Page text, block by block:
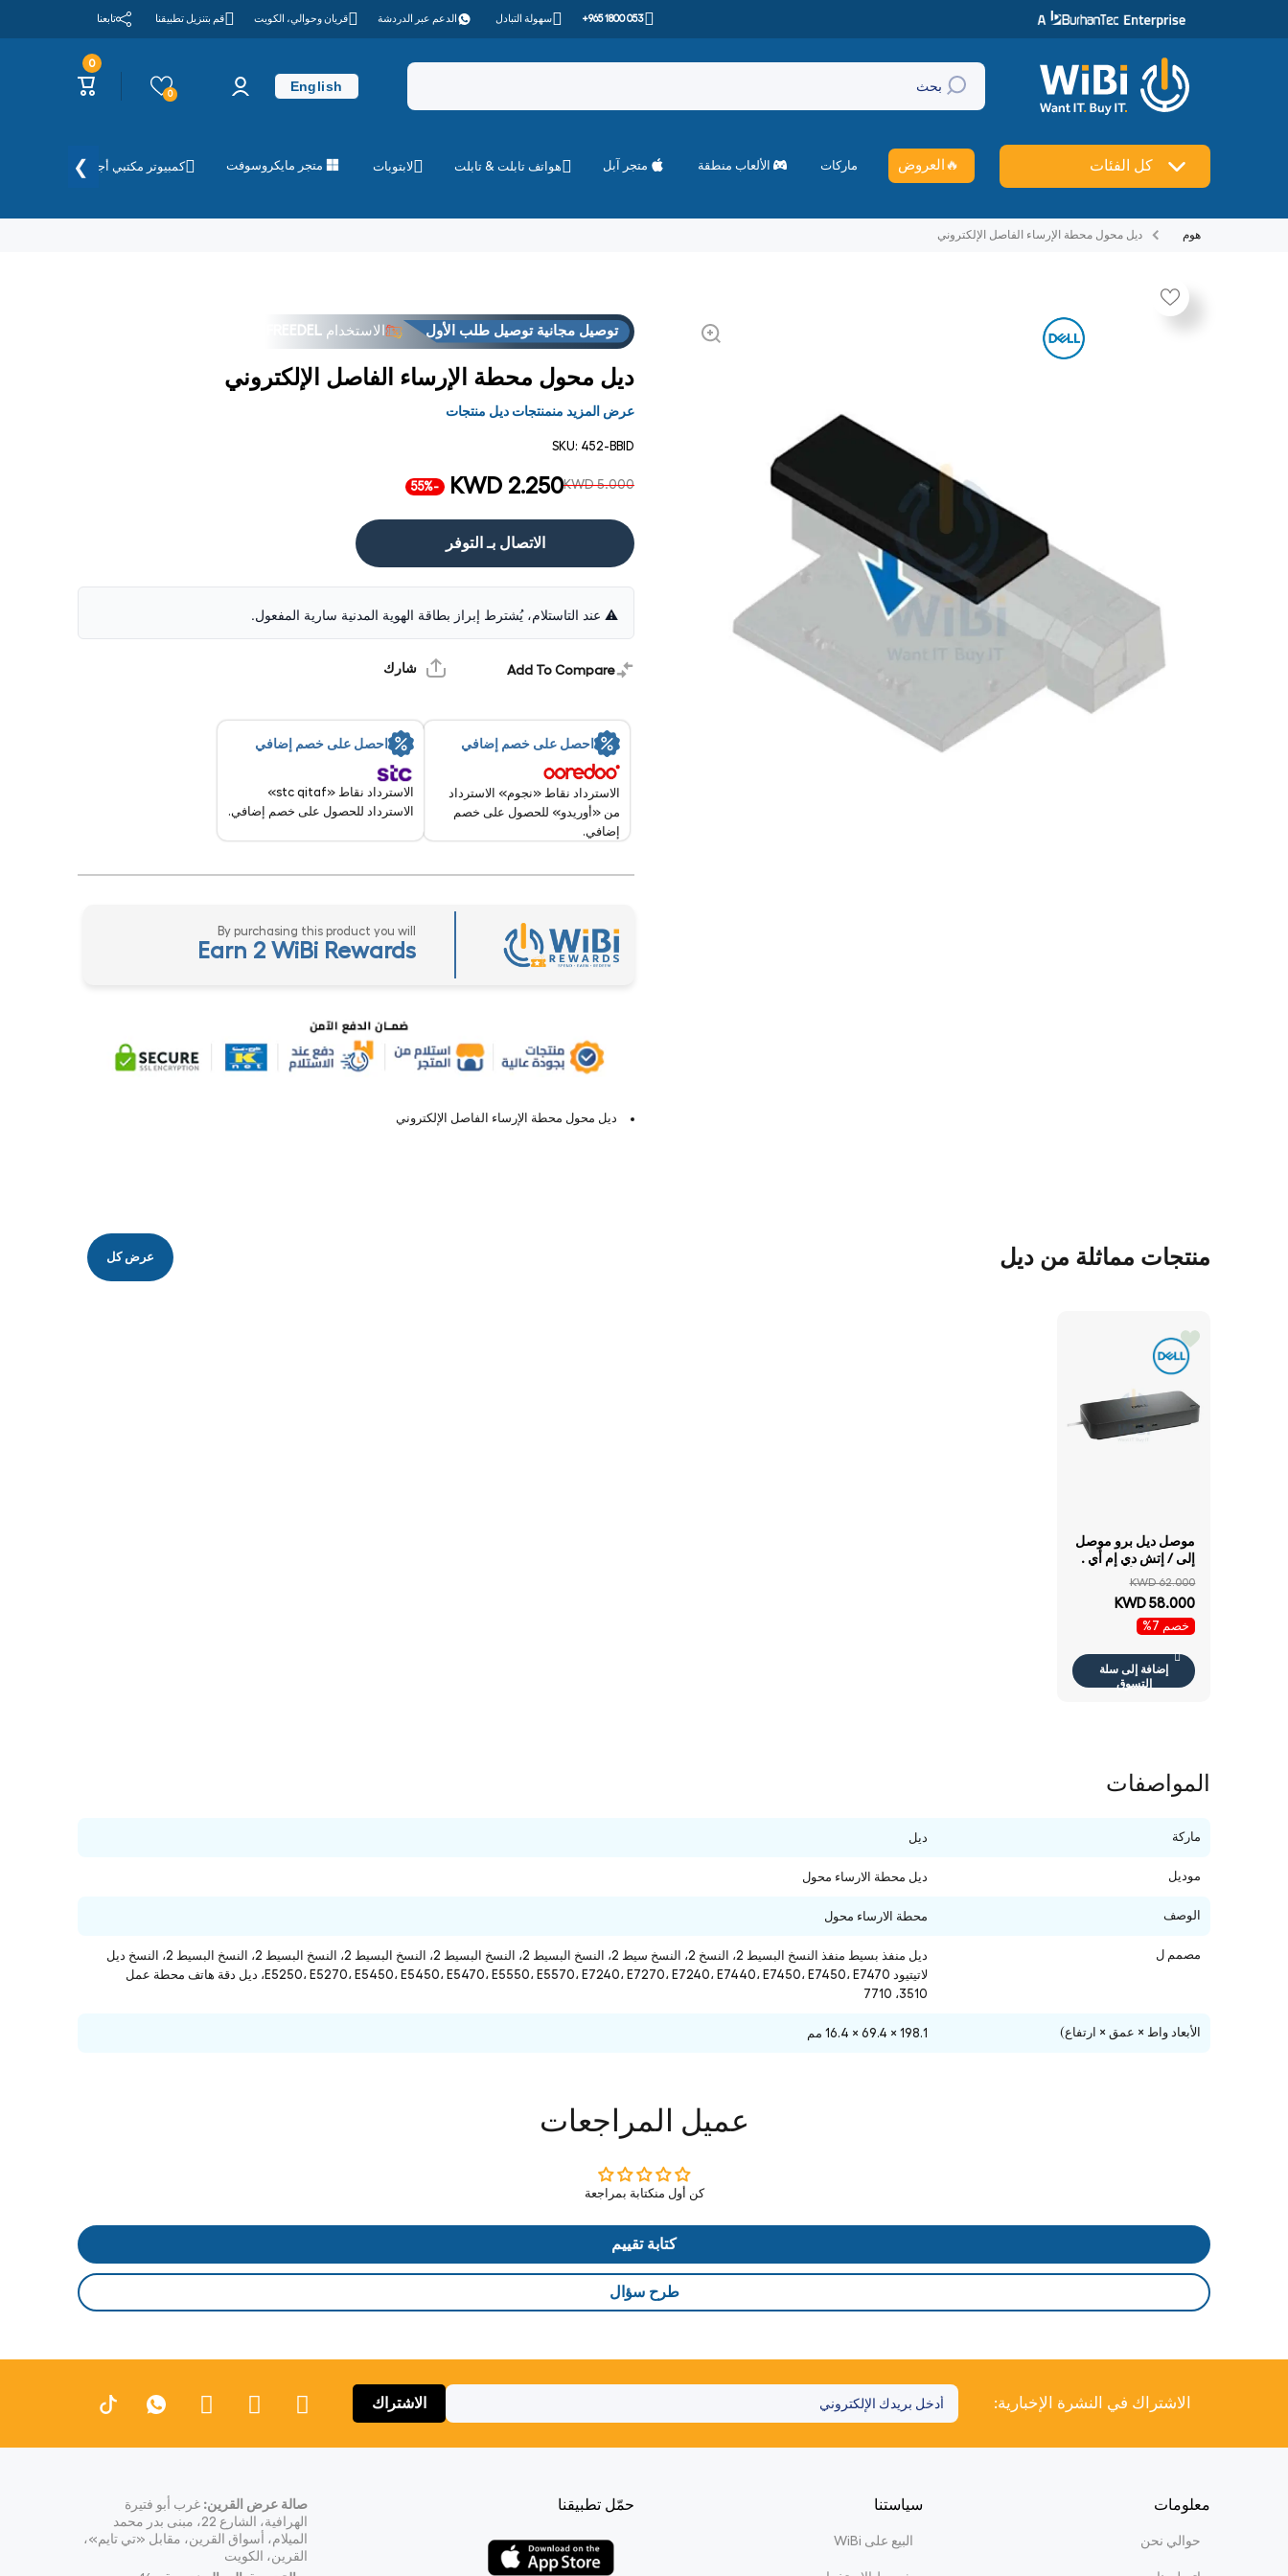
تخطي إلى المحتوى +965 1800 053 سهولة التبادل الدعم عبر الدردشة قريان وحوالي، الكويت قم بتنزيل تطبيقنا تابعنا
بحث English
تسجيل
الدخول
0
عربة
التسوق
0 0
عناصر
كل الفئات 🔥 العروض ماركات الألعاب منطقة متجر آبل هواتف تابلت & تابلت لابتوبات متجر مايكروسوفت كمبيوتر مكتبي أجهزة الكمبيوتر
❯
هوم ديل محول محطة الإرساء الفاصل الإلكتروني
تخطي إلى منتج معلومات
توصيل مجانية توصيل طلب الأول الاستخدام FREEDEL
ديل محول محطة الإرساء الفاصل الإلكتروني
عرض المزيد منمنتجات ديل منتجات
SKU: 452-BBID
KWD 5.000
KWD 2.250
-55%
الاتصال بـ التوفر
⚠️ عند التاستلام، يُشترط إبراز بطاقة الهوية المدنية سارية المفعول.
Add To Compare شارك
احصل على خصم إضافي
الاسترداد نقاط «نجوم» الاسترداد
من «أوريدو» للحصول على خصم
إضافي.
احصل على خصم إضافي
الاسترداد نقاط «stc qitaf»
الاسترداد للحصول على خصم إضافي.
By purchasing this product you will
Earn 2 WiBi Rewards
ديل محول محطة الإرساء الفاصل الإلكتروني
منتجات مماثلة من ديل عرض كل
موصل ديل برو موصل
إلى / إتش دي إم أي .
إتش دي إم أي /منفذ
يو اس بي 3.2 الجيل يو
RJ45 / أسود
KWD 62.000
KWD 58.000
خصم 7%
إضافة إلى سلة
التسوق
المواصفات
ماركة ديل
موديل ديل محطة الارساء محول
الوصف محطة الارساء محول
مصمم ل
ديل منفذ بسيط منفذ النسخ البسيط 2، النسخ 2، النسخ سيط 2، النسخ البسيط 2، النسخ البسيط 2، النسخ البسيط 2، النسخ البسيط 2، النسخ البسيط 2، النسخ ديل
لاتيتيود E5250، E5270، E5450، E5450، E5470، E5550، E5570، E7240، E7270، E7240، E7440، E7450، E7450، E7470، ديل دقة هاتف محطة عمل
3510، 7710
الأبعاد واط × عمق × ارتفاع) 198.1 × 69.4 × 16.4 مم
عميل المراجعات
كن أول منكتابة بمراجعة
كتابة تقييم
طرح سؤال
الاشتراك في النشرة الإخبارية: الاشتراك
معلومات
حوالي نحن
سياستنا
البيع على WiBi
حمّل تطبيقنا صالة عرض القرين: غرب أبو فتيرة
الهرافية، الشارع 22، مبنى بدر محمد
الميلام، أسواق القرين، مقابل «تي تايم»،
القرين، الكويت